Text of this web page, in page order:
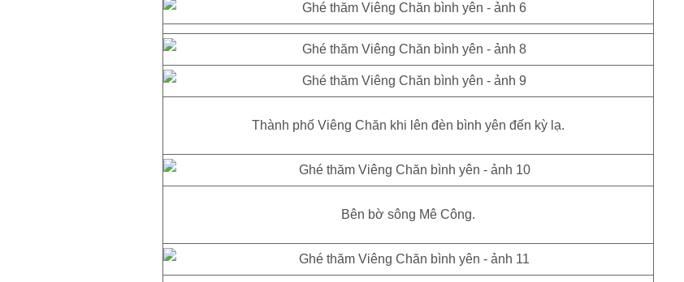
Thành phố Viêng Chăn khi lên đèn bình yên đến kỳ lạ.
Bên bờ sông Mê Công.